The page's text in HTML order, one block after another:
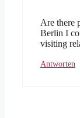
Are there
Berlin I
visiting
Antworten